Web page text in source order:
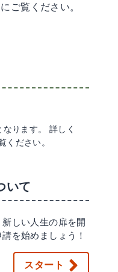
ご覧ください。
ります。 詳しく
ください。
いて
しい人生の扉を開
を始めましょう！
スタート